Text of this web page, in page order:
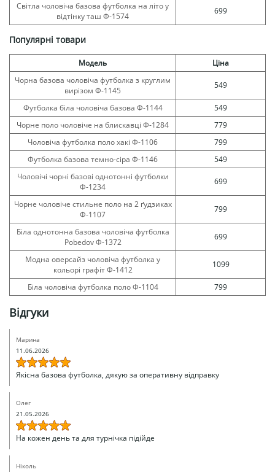
Світла чоловіча базова футболка на літо у
відтінку таш Ф-1574
699
Популярні товари
Модель
Ціна
Чорна базова чоловіча футболка з круглим
вирізом Ф-1145
549
Футболка біла чоловіча базова Ф-1144
549
Чорне поло чоловіче на блискавці Ф-1284
779
Чоловіча футболка поло хакі Ф-1106
799
Футболка базова темно-сіра Ф-1146
549
Чоловічі чорні базові однотонні футболки
Ф-1234
699
Чорне чоловіче стильне поло на 2 ґудзиках
Ф-1107
799
Біла однотонна базова чоловіча футболка
Pobedov Ф-1372
699
Модна оверсайз чоловіча футболка у
кольорі графіт Ф-1412
1099
Біла чоловіча футболка поло Ф-1104 799
Відгуки
Марина
11.06.2026
Якісна базова футболка, дякую за оперативну відправку
Олег
21.05.2026
На кожен день та для турнічка підійде
Ніколь